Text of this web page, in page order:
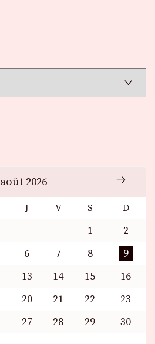
août 2026
J V S D
1
2
6 7 8
9
13 14 15
16
20 21 22
23
27 28 29
30